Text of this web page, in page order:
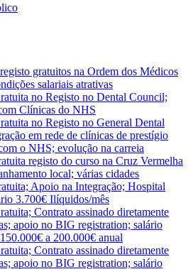
gratuitos na Ordem dos Médicos
salariais atrativas
no Registo no Dental Council;
Clínicas do NHS
no Registo no General Dental
em rede de clínicas de prestígio
o NHS; evolução na carreia
registo do curso na Cruz Vermelha
local; várias cidades
Apoio na Integração; Hospital
3.700€ Ilíquidos/mês
Contrato assinado diretamente
apoio no BIG registration; salário
a 200.000€ anual
Contrato assinado diretamente
apoio no BIG registration; salário